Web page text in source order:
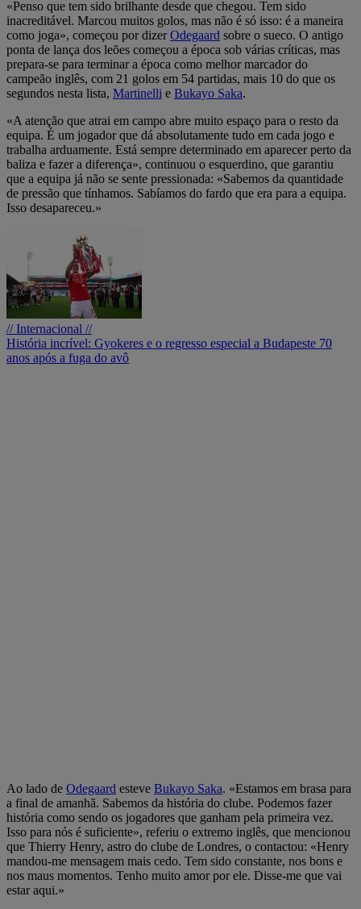
«Penso que tem sido brilhante desde que chegou. Tem sido
inacreditável. Marcou muitos golos, mas não é só isso: é a maneira
como joga», começou por dizerOdegaard sobre o sueco. O antigo
ponta de lança dos leões começou a época sob várias críticas, mas
prepara-se para terminar a época como melhor marcador do
campeão inglês, com 21 golos em 54 partidas, mais 10 do que os
segundos nesta lista, Martinelli e Bukayo Saka.
«A atenção que atrai em campo abre muito espaço para o resto da
equipa. É um jogador que dá absolutamente tudo em cada jogo e
trabalha arduamente. Está sempre determinado em aparecer perto da
baliza e fazer a diferença», continuou o esquerdino, que garantiu
que a equipa já não se sente pressionada: «Sabemos da quantidade
de pressão que tínhamos. Sabíamos do fardo que era para a equipa.
Isso desapareceu.»
// Internacional //
História incrível: Gyokeres e o regresso especial a Budapeste 70
anos após a fuga do avô
Ao lado de Odegaard esteve Bukayo Saka. «Estamos em brasa para
a final de amanhã. Sabemos da história do clube. Podemos fazer
história como sendo os jogadores que ganham pela primeira vez.
Isso para nós é suficiente», referiu o extremo inglês, que mencionou
que Thierry Henry, astro do clube de Londres, o contactou: «Henry
mandou-me mensagem mais cedo. Tem sido constante, nos bons e
nos maus momentos. Tenho muito amor por ele. Disse-me que vai
estar aqui.»